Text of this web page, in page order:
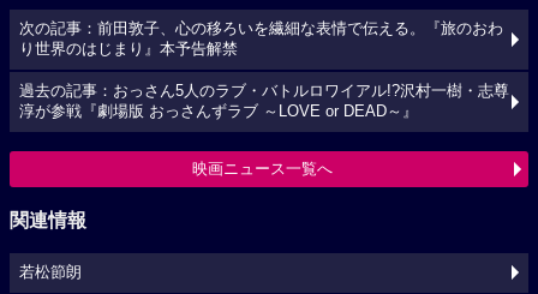
次の記事：前田敦子、心の移ろいを繊細な表情で伝える。『旅のおわ
り世界のはじまり』本予告解禁
過去の記事：おっさん5人のラブ・バトルロワイアル!?沢村一樹・志尊
淳が参戦『劇場版 おっさんずラブ ～LOVE or DEAD～』
映画ニュース一覧へ
関連情報
若松節朗